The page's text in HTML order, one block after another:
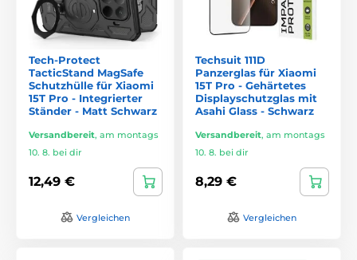
Tech-Protect
TacticStand MagSafe
Schutzhülle für Xiaomi
15T Pro - Integrierter
Ständer - Matt Schwarz
Versandbereit, am montags
10. 8. bei dir
12,49 €
Vergleichen
Techsuit 111D
Panzerglas für Xiaomi
15T Pro - Gehärtetes
Displayschutzglas mit
Asahi Glass - Schwarz
Versandbereit, am montags
10. 8. bei dir
8,29 €
Vergleichen